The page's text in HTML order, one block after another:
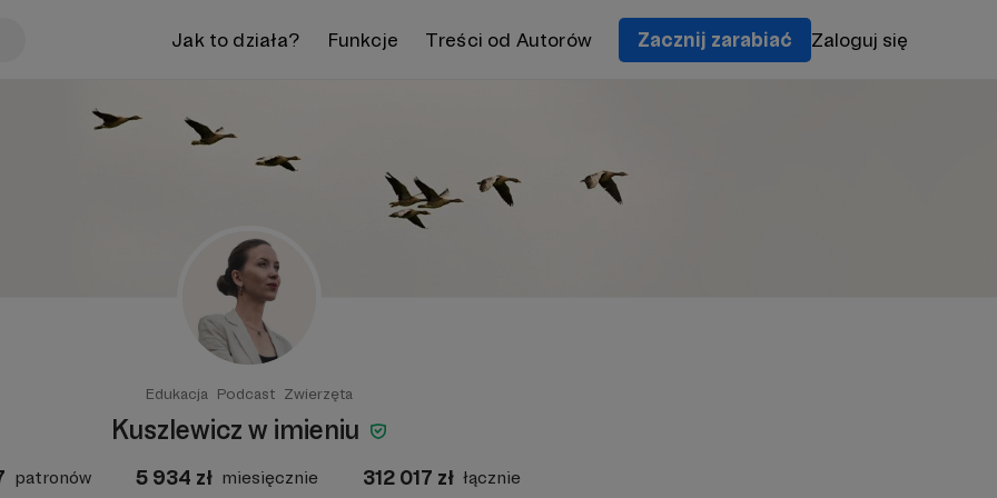
Jak to działa? Funkcje Treści od Autorów Zacznij zarabiać Zaloguj się
Edukacja Podcast Zwierzęta
Kuszlewicz w imieniu
patronów 5 934 zł miesięcznie 312 017 zł łącznie